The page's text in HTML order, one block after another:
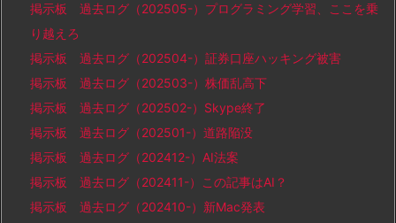
掲示板 過去ログ（202505-）プログラミング学習、ここを乗
り越えろ
掲示板 過去ログ（202504-）証券口座ハッキング被害
掲示板 過去ログ（202503-）株価乱高下
掲示板 過去ログ（202502-）Skype終了
掲示板 過去ログ（202501-）道路陥没
掲示板 過去ログ（202412-）AI法案
掲示板 過去ログ（202411-）この記事はAI？
掲示板 過去ログ（202410-）新Mac発表